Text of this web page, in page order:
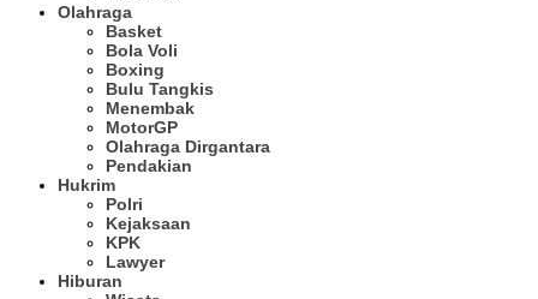
Olahraga
Basket
Bola Voli
Boxing
Bulu Tangkis
Menembak
MotorGP
Olahraga Dirgantara
Pendakian
Hukrim
Polri
Kejaksaan
KPK
Lawyer
Hiburan